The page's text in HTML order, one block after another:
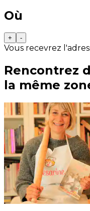
Où
+ -
Vous recevrez
Rencontrez
la même